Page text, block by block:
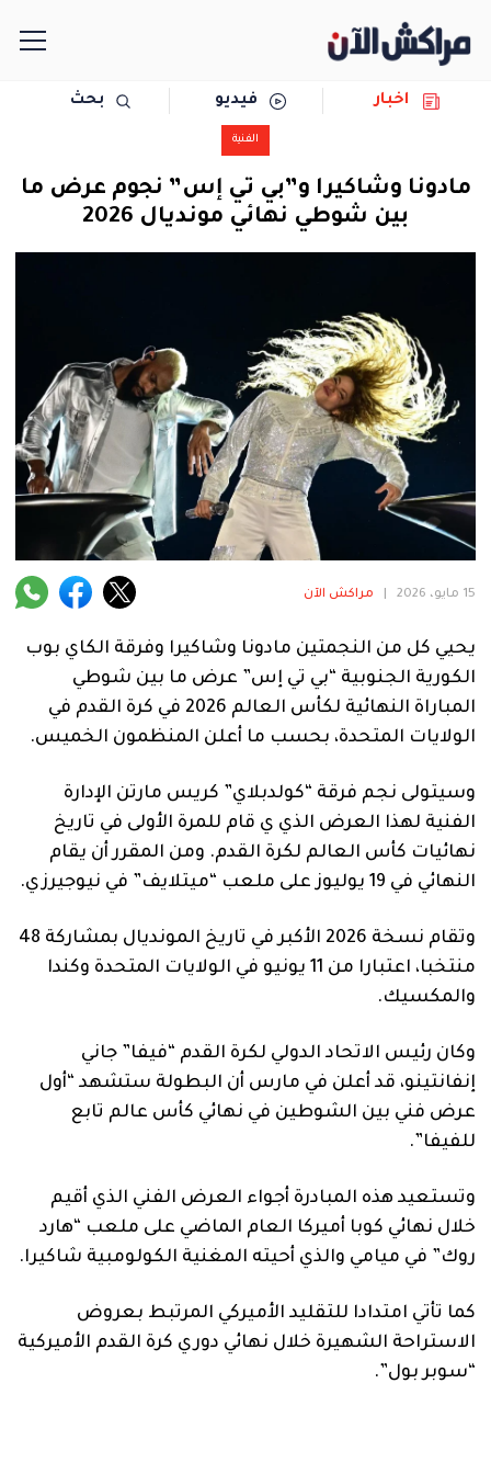
مجتمع
دولية
المرأة
فنية
منوعة
آراء
اخبار فيديو بحث
الفنية
مادونا وشاكيرا و”بي تي إس” نجوم عرض ما
بين شوطي نهائي مونديال 2026
15 مايو، 2026 مراكش الآن
يحيي كل من النجمتين مادونا وشاكيرا وفرقة الكاي بوب
الكورية الجنوبية “بي تي إس” عرض ما بين شوطي
المباراة النهائية لكأس العالم 2026 في كرة القدم في
الولايات المتحدة، بحسب ما أعلن المنظمون الخميس.
وسيتولى نجم فرقة “كولدبلاي” كريس مارتن الإدارة
الفنية لهذا العرض الذي ي قام للمرة الأولى في تاريخ
نهائيات كأس العالم لكرة القدم. ومن المقرر أن يقام
النهائي في 19 يوليوز على ملعب “ميتلايف” في نيوجيرزي.
وتقام نسخة 2026 الأكبر في تاريخ المونديال بمشاركة 48
منتخبا، اعتبارا من 11 يونيو في الولايات المتحدة وكندا
والمكسيك.
وكان رئيس الاتحاد الدولي لكرة القدم “فيفا” جاني
إنفانتينو، قد أعلن في مارس أن البطولة ستشهد “أول
عرض فني بين الشوطين في نهائي كأس عالم تابع
للفيفا”.
وتستعيد هذه المبادرة أجواء العرض الفني الذي أقيم
خلال نهائي كوبا أميركا العام الماضي على ملعب “هارد
روك” في ميامي والذي أحيته المغنية الكولومبية شاكيرا.
كما تأتي امتدادا للتقليد الأميركي المرتبط بعروض
الاستراحة الشهيرة خلال نهائي دوري كرة القدم الأميركية
“سوبر بول”.